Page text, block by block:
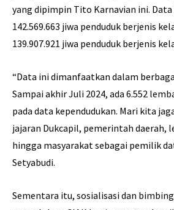
yang dipimpin Tito Karnavian ini.
142.569.663 jiwa penduduk berjenis
139.907.921 jiwa penduduk berjenis
“Data ini dimanfaatkan dalam
Sampai akhir Juli 2024, ada 6.552
pada data kependudukan. Mari kita
jajaran Dukcapil, pemerintah daerah,
hingga masyarakat sebagai pemilik
Setyabudi.
Sementara itu, sosialisasi dan